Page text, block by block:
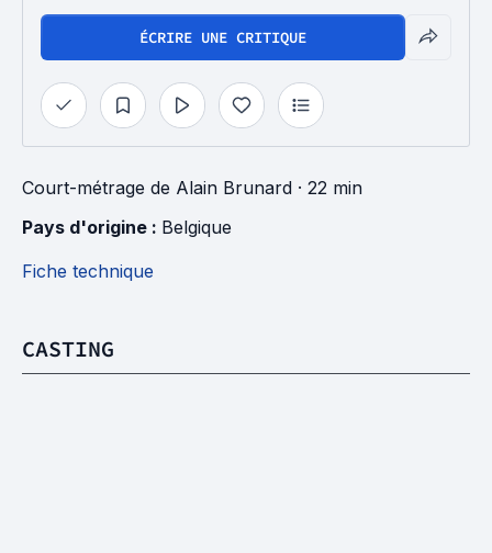
ÉCRIRE UNE CRITIQUE
Court-métrage de Alain Brunard · 22 min
Pays d'origine : Belgique
Fiche technique
CASTING